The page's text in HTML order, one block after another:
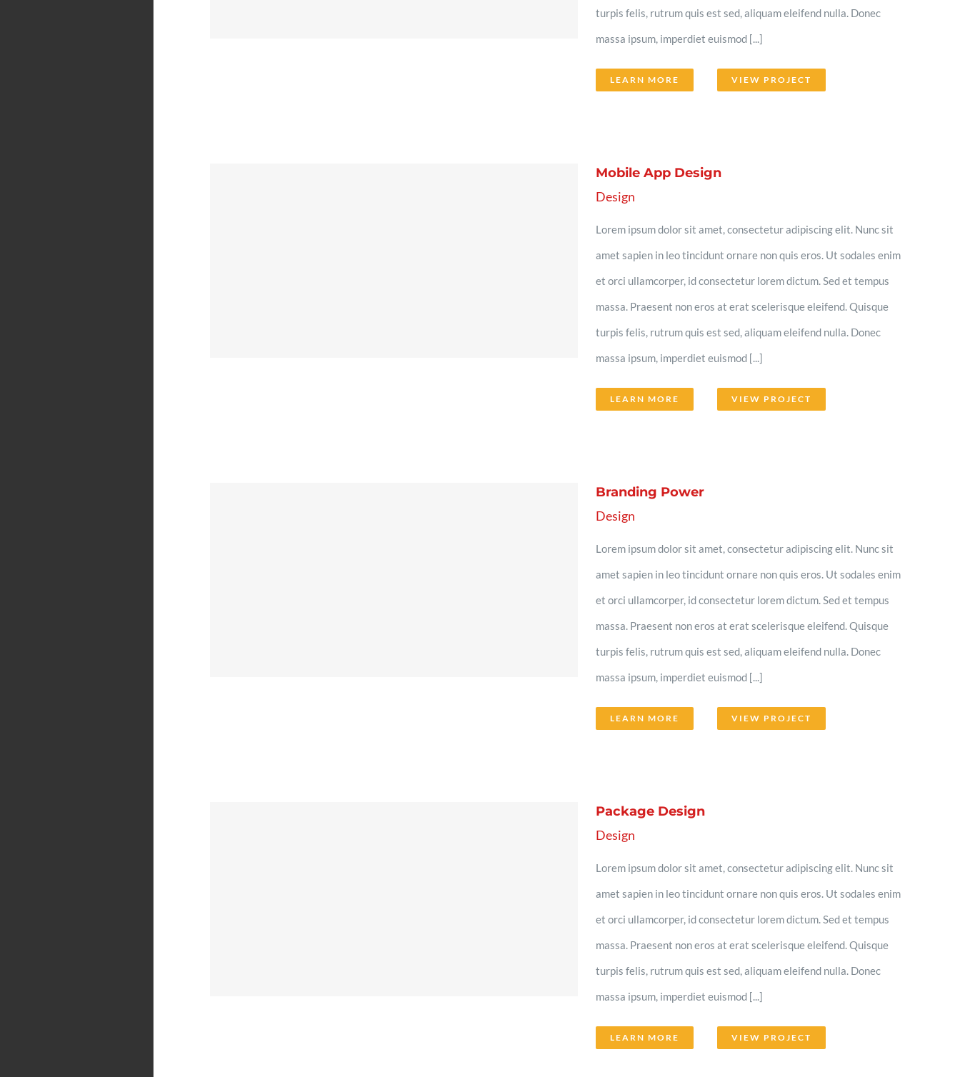
turpis felis, rutrum quis est sed, aliquam eleifend nulla. Donec
massa ipsum, imperdiet euismod [...]
LEARN MORE VIEW PROJECT
Mobile App Design
Design
Lorem ipsum dolor sit amet, consectetur adipiscing elit. Nunc sit
amet sapien in leo tincidunt ornare non quis eros. Ut sodales enim
et orci ullamcorper, id consectetur lorem dictum. Sed et tempus
massa. Praesent non eros at erat scelerisque eleifend. Quisque
turpis felis, rutrum quis est sed, aliquam eleifend nulla. Donec
massa ipsum, imperdiet euismod [...]
LEARN MORE VIEW PROJECT
Branding Power
Design
Lorem ipsum dolor sit amet, consectetur adipiscing elit. Nunc sit
amet sapien in leo tincidunt ornare non quis eros. Ut sodales enim
et orci ullamcorper, id consectetur lorem dictum. Sed et tempus
massa. Praesent non eros at erat scelerisque eleifend. Quisque
turpis felis, rutrum quis est sed, aliquam eleifend nulla. Donec
massa ipsum, imperdiet euismod [...]
LEARN MORE VIEW PROJECT
Package Design
Design
Lorem ipsum dolor sit amet, consectetur adipiscing elit. Nunc sit
amet sapien in leo tincidunt ornare non quis eros. Ut sodales enim
et orci ullamcorper, id consectetur lorem dictum. Sed et tempus
massa. Praesent non eros at erat scelerisque eleifend. Quisque
turpis felis, rutrum quis est sed, aliquam eleifend nulla. Donec
massa ipsum, imperdiet euismod [...]
LEARN MORE VIEW PROJECT